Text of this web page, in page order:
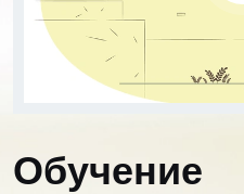
Обучение